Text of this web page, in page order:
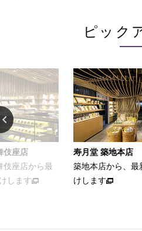
ピック
伎座店
伎座店から最
します
寿月堂 築地本店
築地本店から、最
けします